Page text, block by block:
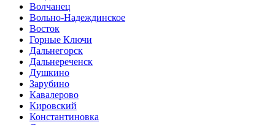
Волчанец
Вольно-Надеждинское
Восток
Горные Ключи
Дальнегорск
Дальнереченск
Душкино
Зарубино
Кавалерово
Кировский
Константиновка